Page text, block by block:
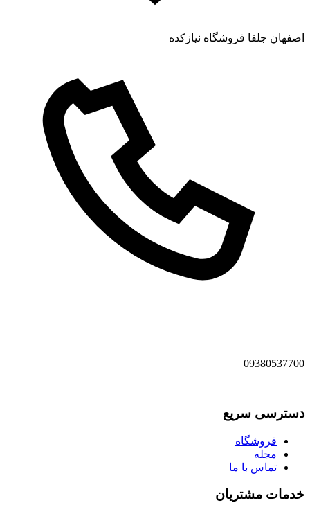
اصفهان جلفا فروشگاه نیازکده
09380537700
دسترسی سریع
فروشگاه
مجله
تماس با ما
خدمات مشتریان